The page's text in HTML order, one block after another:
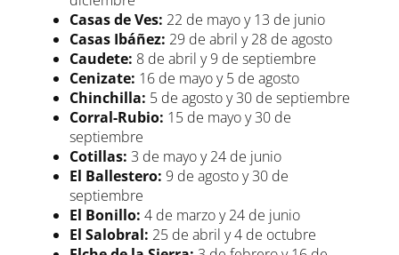
Casas de Ves: 22 de mayo y 13 de junio
Casas Ibáñez: 29 de abril y 28 de agosto
Caudete: 8 de abril y 9 de septiembre
Cenizate: 16 de mayo y 5 de agosto
Chinchilla: 5 de agosto y 30 de septiembre
Corral-Rubio: 15 de mayo y 30 de
septiembre
Cotillas: 3 de mayo y 24 de junio
El Ballestero: 9 de agosto y 30 de
septiembre
El Bonillo: 4 de marzo y 24 de junio
El Salobral: 25 de abril y 4 de octubre